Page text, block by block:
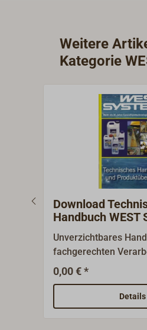
Weitere
Kategorie
Download
Handbuch WEST
Unverzichtbares
fachgerechten
WEST - Epoxy -
Bootsbau.Dieses
Ihnen als PDF unter
Informationen" zum
0,00 € *
Details